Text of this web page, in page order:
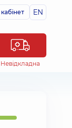
EN
Невідкладна